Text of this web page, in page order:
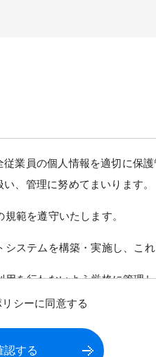
業員の個人情報を適切に保
、管理に努めてまいります。
範を遵守いたします。
ステムを構築・実施し、こ
を行わないよう厳格に管理
シーに同意する
認する